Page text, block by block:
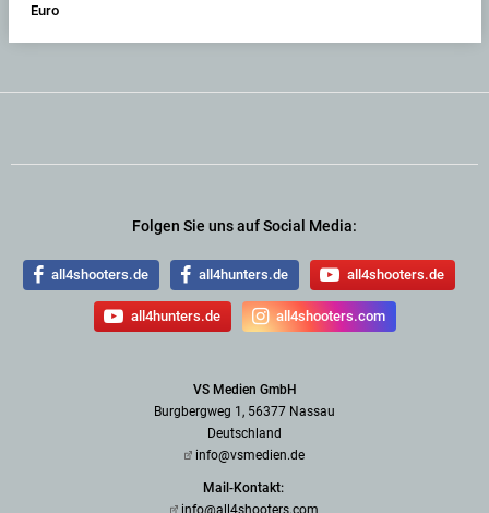
Euro
Folgen Sie uns auf Social Media:
all4shooters.de all4hunters.de all4shooters.de
all4hunters.de all4shooters.com
VS Medien GmbH
Burgbergweg 1, 56377 Nassau
Deutschland
info@vsmedien.de
Mail-Kontakt:
info@all4shooters.com